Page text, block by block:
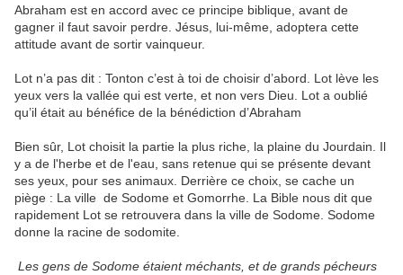
Abraham est en accord avec ce principe biblique, avant de
gagner il faut savoir perdre. Jésus, lui-même, adoptera cette
attitude avant de sortir vainqueur.
Lot n’a pas dit : Tonton c’est à toi de choisir d’abord. Lot lève les
yeux vers la vallée qui est verte, et non vers Dieu. Lot a oublié
qu’il était au bénéfice de la bénédiction d’Abraham
Bien sûr, Lot choisit la partie la plus riche, la plaine du Jourdain. Il
y a de l'herbe et de l'eau, sans retenue qui se présente devant
ses yeux, pour ses animaux. Derrière ce choix, se cache un
piège : La ville de Sodome et Gomorrhe. La Bible nous dit que
rapidement Lot se retrouvera dans la ville de Sodome. Sodome
donne la racine de sodomite.
Les gens de Sodome étaient méchants, et de grands pécheurs